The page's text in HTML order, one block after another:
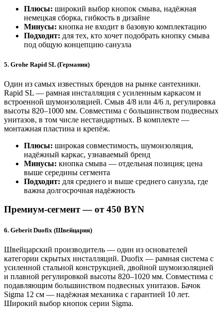
Плюсы: широкий выбор кнопок смыва, надёжная
немецкая сборка, гибкость в дизайне
Минусы: кнопка не входит в базовую комплектацию
Подходит: для тех, кто хочет подобрать кнопку смыва
под общую концепцию санузла
5. Grohe Rapid SL (Германия)
Один из самых известных брендов на рынке сантехники.
Rapid SL — рамная инсталляция с усиленным каркасом и
встроенной шумоизоляцией. Смыв 4/8 или 4/6 л, регулировка
высоты 820–1000 мм. Совместима с большинством подвесных
унитазов, в том числе нестандартных. В комплекте —
монтажная пластина и крепёж.
Плюсы: широкая совместимость, шумоизоляция,
надёжный каркас, узнаваемый бренд
Минусы: кнопка смыва — отдельная позиция; цена
выше середины сегмента
Подходит: для среднего и выше среднего санузла, где
важна долгосрочная надёжность
Премиум-сегмент — от 450 BYN
6. Geberit Duofix (Швейцария)
Швейцарский производитель — один из основателей
категории скрытых инсталляций. Duofix — рамная система с
усиленной стальной конструкцией, двойной шумоизоляцией
и плавной регулировкой высоты 820–1020 мм. Совместима с
подавляющим большинством подвесных унитазов. Бачок
Sigma 12 см — надёжная механика с гарантией 10 лет.
Широкий выбор кнопок серии Sigma.